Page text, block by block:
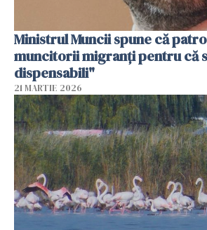
Ministrul Muncii spune că
muncitorii migranți pentru că
dispensabili"
21 MARTIE 2026